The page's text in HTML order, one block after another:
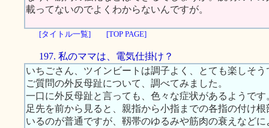
載ってないのでよくわからないんですが。
[タイトル一覧] [TOP PAGE]
197. 私のママは、電気仕掛け？
いちごさん、ツインビートは調子よく、とても楽しそう
ご質問の外反母趾について、調べてみました。
一口に外反母趾と言っても、色々な症状があるようです
足先を前から見ると、親指から小指までの各指の付け
いるのが普通ですが、靱帯のゆるみや筋肉の衰えなど